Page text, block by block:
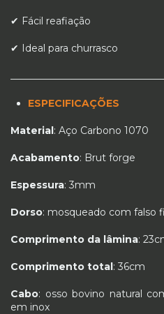
✔ Fácil reafiação
✔ Ideal para churrasco
ESPECIFICAÇÕES
Material: Aço Carbono 1070
Acabamento: Brut forge
Espessura: 3mm
Dorso: mosqueado com falso
Comprimento da lâmina:
Comprimento total: 36cm
Cabo: osso bovino natural
em inox